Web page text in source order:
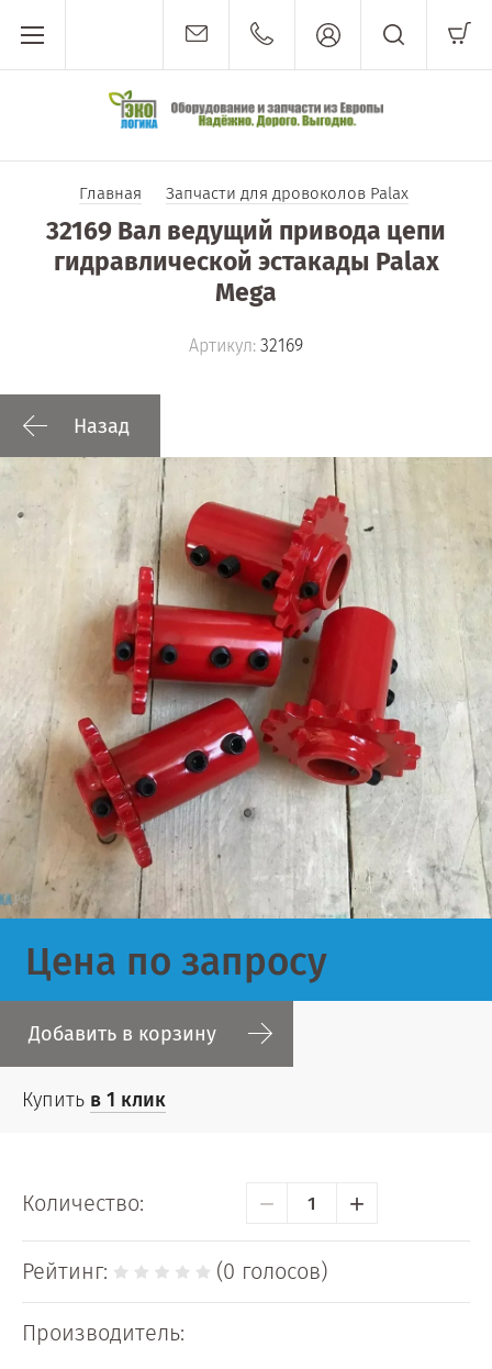
Главная Запчасти для дровоколов Palax
32169 Вал ведущий привода цепи
гидравлической эстакады Palax
Mega
Артикул: 32169
Назад
Цена по запросу
Добавить в корзину
Купить в 1 клик
Количество: − +
Рейтинг: (0 голосов)
Производитель: